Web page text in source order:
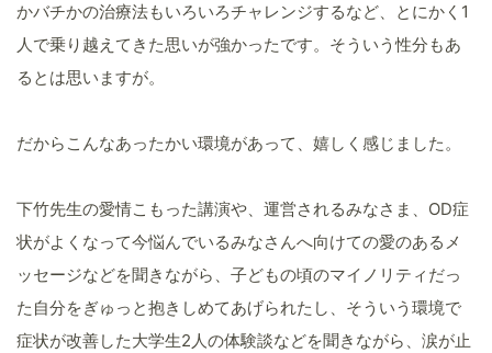
かバチかの治療法もいろいろチャレンジするなど、とにかく1
人で乗り越えてきた思いが強かったです。そういう性分もあ
るとは思いますが。
だからこんなあったかい環境があって、嬉しく感じました。
下竹先生の愛情こもった講演や、運営されるみなさま、OD症
状がよくなって今悩んでいるみなさんへ向けての愛のあるメ
ッセージなどを聞きながら、子どもの頃のマイノリティだっ
た自分をぎゅっと抱きしめてあげられたし、そういう環境で
症状が改善した大学生2人の体験談などを聞きながら、涙が止